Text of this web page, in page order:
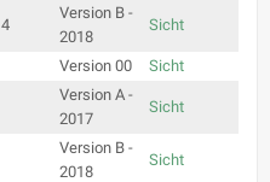
Version B -
2018
Sicht
Version 00 Sicht
Version A -
2017
Sicht
Version B -
2018
Sicht